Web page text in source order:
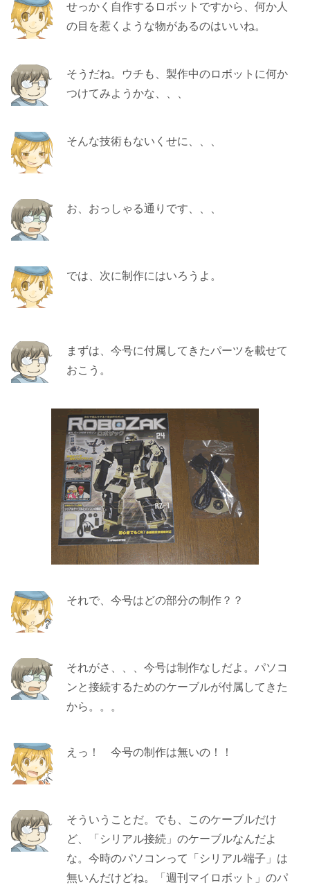
せっかく自作するロボットですから、何か人
の目を惹くような物があるのはいいね。
そうだね。ウチも、製作中のロボットに何か
つけてみようかな、、、
そんな技術もないくせに、、、
お、おっしゃる通りです、、、
では、次に制作にはいろうよ。
まずは、今号に付属してきたパーツを載せて
おこう。
それで、今号はどの部分の制作？？
それがさ、、、今号は制作なしだよ。パソコ
ンと接続するためのケーブルが付属してきた
から。。。
えっ！ 今号の制作は無いの！！
そういうことだ。でも、このケーブルだけ
ど、「シリアル接続」のケーブルなんだよ
な。今時のパソコンって「シリアル端子」は
無いんだけどね。「週刊マイロボット」のパ